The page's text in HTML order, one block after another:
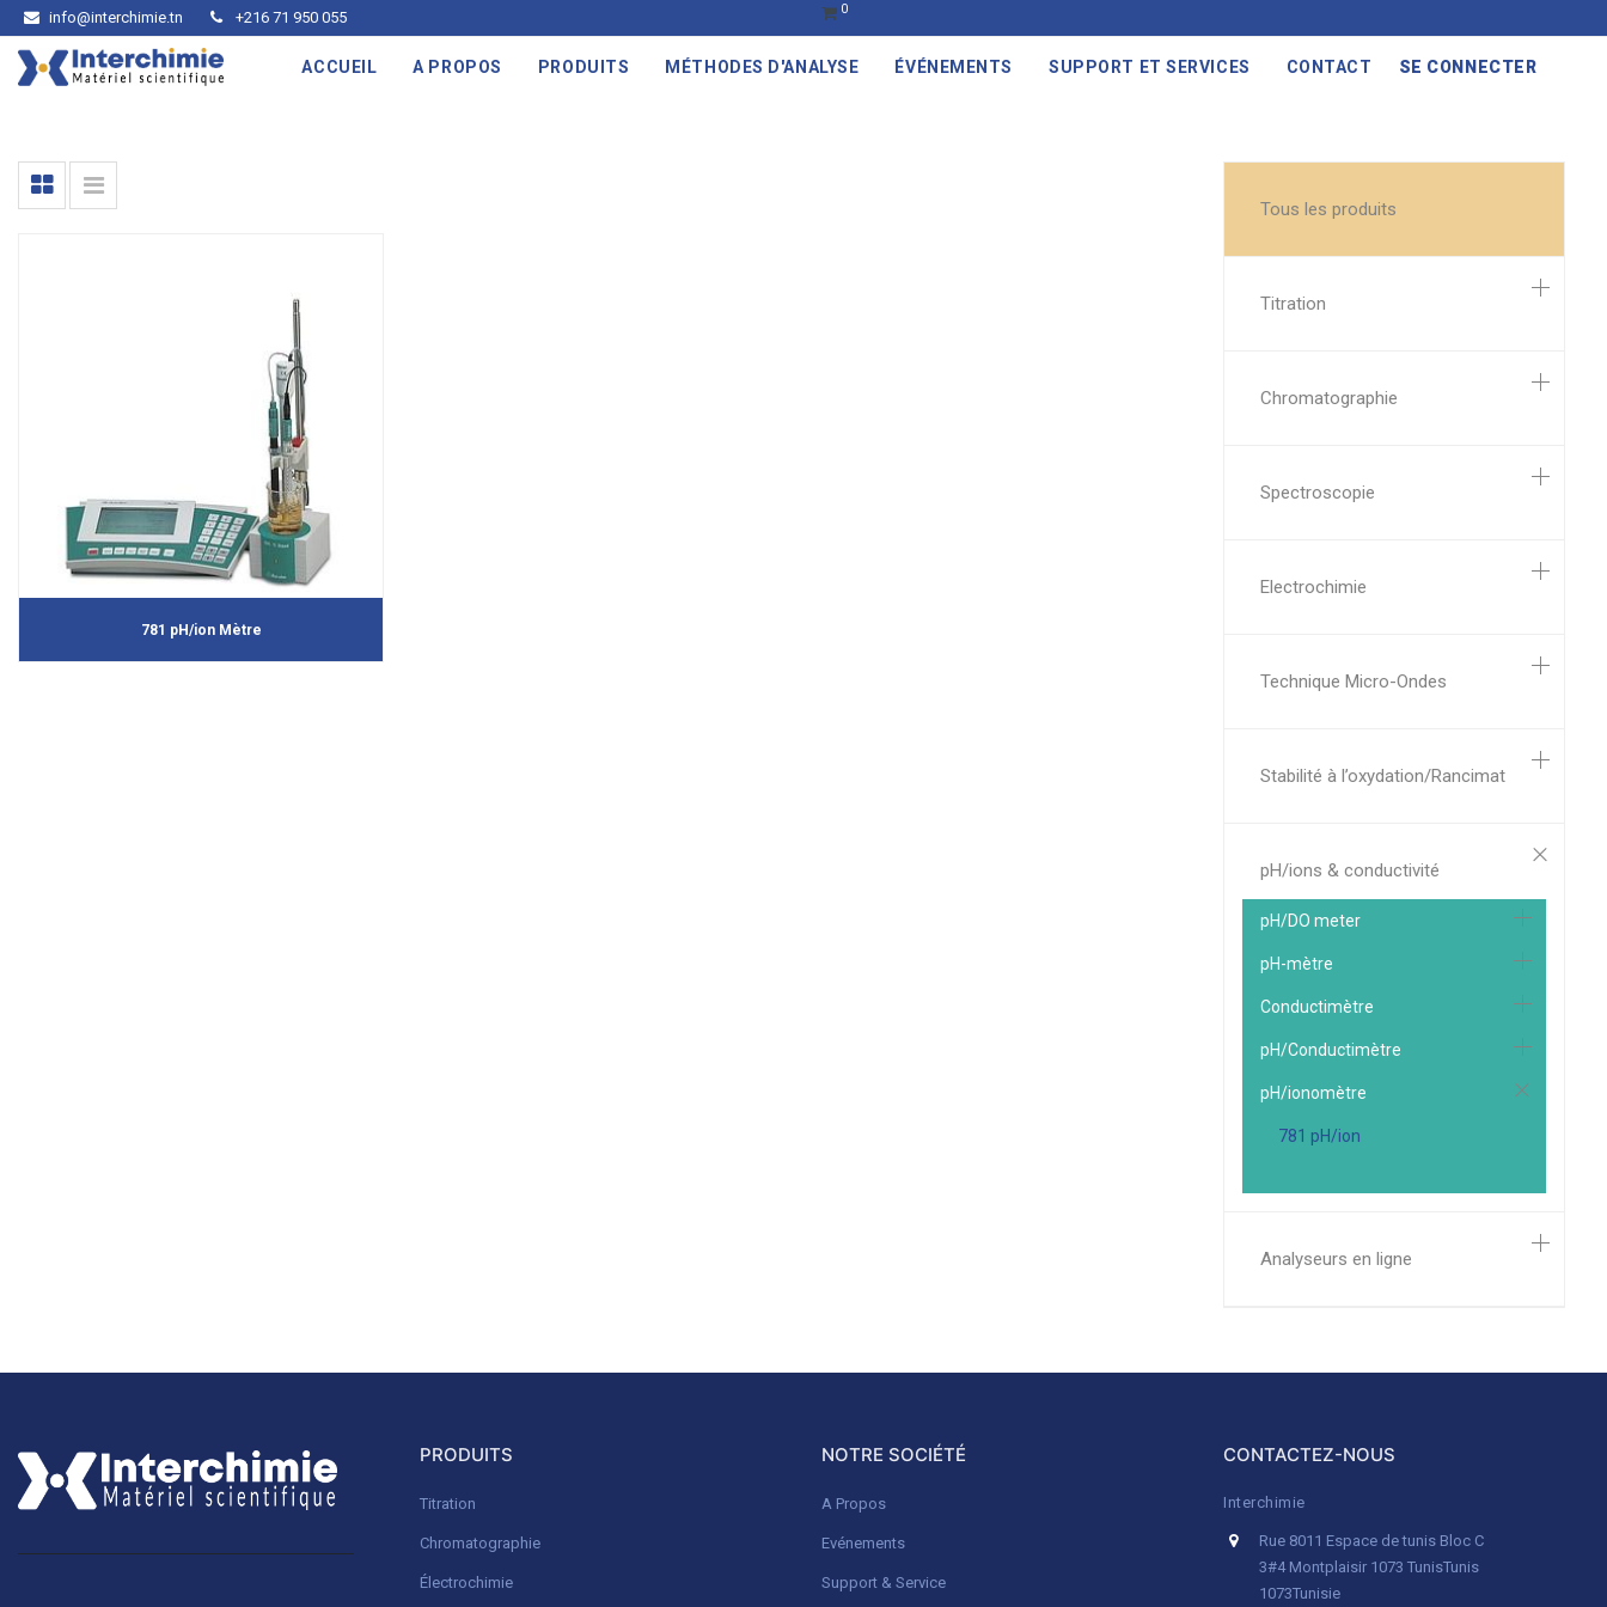
info@interchimie.tn +216 71 950 055 0
ACCUEIL A PROPOS PRODUITS MÉTHODES D'ANALYSE ÉVÉNEMENTS SUPPORT ET SERVICES CONTACT SE CONNECTER
Tous les produits
Titration
Chromatographie
Spectroscopie
Electrochimie
Technique Micro-Ondes
Stabilité à l’oxydation/Rancimat
pH/ions & conductivité
pH/DO meter
pH-mètre
Conductimètre
pH/Conductimètre
pH/ionomètre
781 pH/ion
Analyseurs en ligne
781 pH/ion Mètre
PRODUITS
Titration
Chromatographie
Électrochimie
NOTRE SOCIÉTÉ
A Propos
Evénements
Support & Service
CONTACTEZ-NOUS
Interchimie
Rue 8011 Espace de tunis Bloc C
3#4 Montplaisir 1073 TunisTunis
1073Tunisie